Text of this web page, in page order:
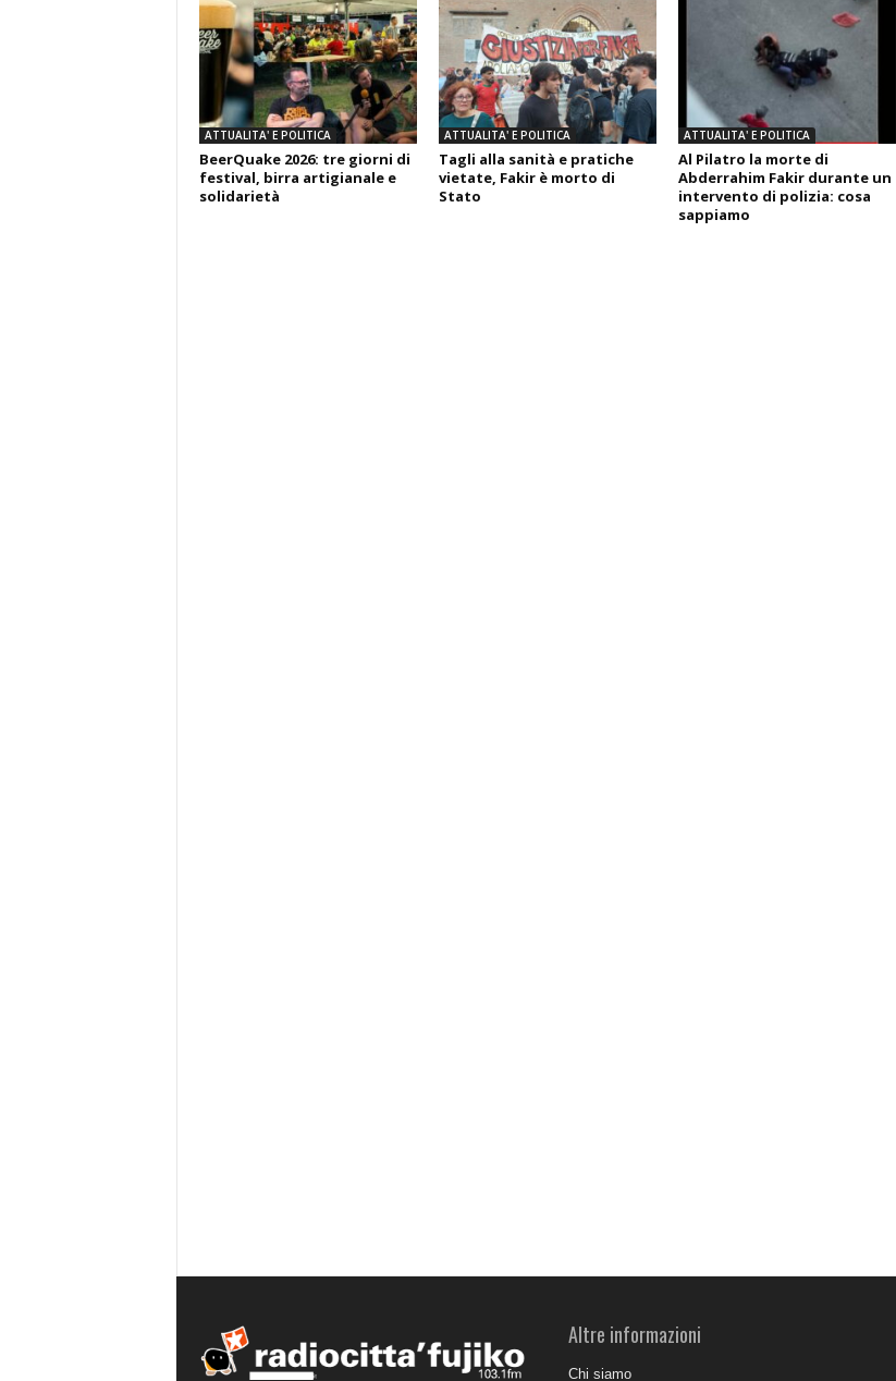
ATTUALITA' E POLITICA
BeerQuake 2026: tre giorni di
festival, birra artigianale e
solidarietà
ATTUALITA' E POLITICA
Tagli alla sanità e pratiche
vietate, Fakir è morto di
Stato
ATTUALITA' E POLITICA
Al Pilatro la morte di
Abderrahim Fakir durante un
intervento di polizia: cosa
sappiamo
Altre informazioni
Chi siamo